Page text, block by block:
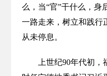
么，当“官”干什么，身
一路走来，树立和践行
从未停息。
上世纪90年代初